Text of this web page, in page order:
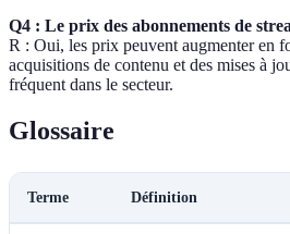
Q4 : Le prix des abonnements de
R : Oui, les prix peuvent augmenter en
acquisitions de contenu et des mises à
fréquent dans le secteur.
Glossaire
Terme Définition